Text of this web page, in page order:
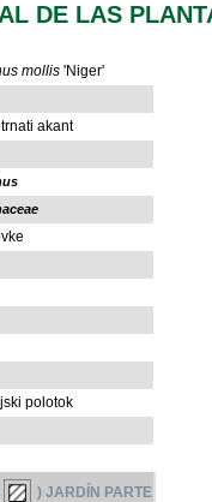
DE LAS
mollis 'Niger'
akant
polotok
) JARDÍN PARTE